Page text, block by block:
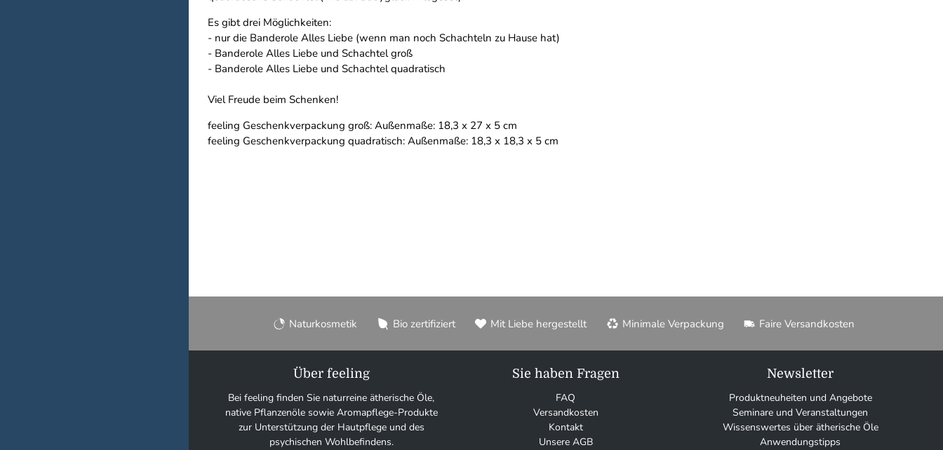
Es gibt drei Möglichkeiten:
- nur die Banderole Alles Liebe (wenn man noch Schachteln zu Hause hat)
- Banderole Alles Liebe und Schachtel groß
- Banderole Alles Liebe und Schachtel quadratisch
Viel Freude beim Schenken!
feeling Geschenkverpackung groß: Außenmaße: 18,3 x 27 x 5 cm
feeling Geschenkverpackung quadratisch: Außenmaße: 18,3 x 18,3 x 5 cm
Naturkosmetik Bio zertifiziert Mit Liebe hergestellt Minimale Verpackung Faire Versandkosten
Über feeling
Bei feeling finden Sie naturreine ätherische Öle,
native Pflanzenöle sowie Aromapflege-Produkte
zur Unterstützung der Hautpflege und des
psychischen Wohlbefindens.
Sie haben Fragen
FAQ
Versandkosten
Kontakt
Unsere AGB
Newsletter
Produktneuheiten und Angebote
Seminare und Veranstaltungen
Wissenswertes über ätherische Öle
Anwendungstipps